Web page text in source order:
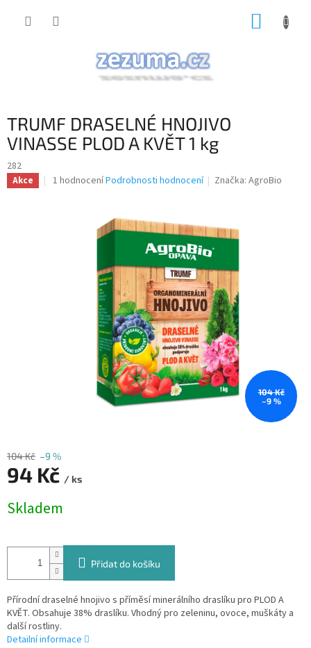
TRUMF DRASELNÉ HNOJIVO
VINASSE PLOD A KVĚT 1 kg
282
Akce
Průměrné
hvězdiček.
1 hodnoceníPodrobnosti hodnocení Značka:AgroBio
104 Kč
–9 %
104 Kč –9 %
94 Kč / ks
cena:
Skladem
Přidat do košíku
Přírodní draselné hnojivo s příměsí minerálního draslíku pro PLOD A
KVĚT. Obsahuje 38% draslíku. Vhodný pro zeleninu, ovoce, muškáty a
další rostliny.
Detailní informace